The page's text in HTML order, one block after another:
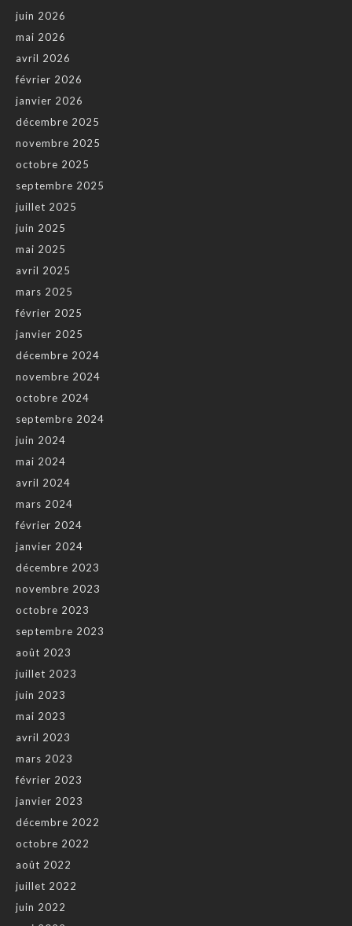
juin 2026
mai 2026
avril 2026
février 2026
janvier 2026
décembre 2025
novembre 2025
octobre 2025
septembre 2025
juillet 2025
juin 2025
mai 2025
avril 2025
mars 2025
février 2025
janvier 2025
décembre 2024
novembre 2024
octobre 2024
septembre 2024
juin 2024
mai 2024
avril 2024
mars 2024
février 2024
janvier 2024
décembre 2023
novembre 2023
octobre 2023
septembre 2023
août 2023
juillet 2023
juin 2023
mai 2023
avril 2023
mars 2023
février 2023
janvier 2023
décembre 2022
octobre 2022
août 2022
juillet 2022
juin 2022